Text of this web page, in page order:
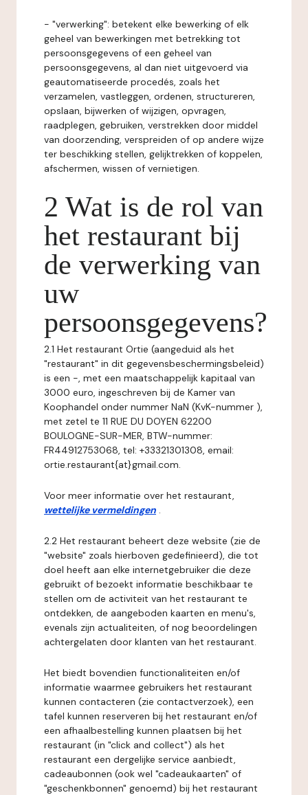
- "verwerking": betekent elke bewerking of elk
geheel van bewerkingen met betrekking tot
persoonsgegevens of een geheel van
persoonsgegevens, al dan niet uitgevoerd via
geautomatiseerde procedés, zoals het
verzamelen, vastleggen, ordenen, structureren,
opslaan, bijwerken of wijzigen, opvragen,
raadplegen, gebruiken, verstrekken door middel
van doorzending, verspreiden of op andere wijze
ter beschikking stellen, gelijktrekken of koppelen,
afschermen, wissen of vernietigen.
2 Wat is de rol van
het restaurant bij
de verwerking van
uw
persoonsgegevens?
2.1 Het restaurant Ortie (aangeduid als het
"restaurant" in dit gegevensbeschermingsbeleid)
is een -, met een maatschappelijk kapitaal van
3000 euro, ingeschreven bij de Kamer van
Koophandel onder nummer NaN (KvK-nummer ),
met zetel te 11 RUE DU DOYEN 62200
BOULOGNE-SUR-MER, BTW-nummer:
FR44912753068, tel: +33321301308, email:
ortie.restaurant{at}gmail.com.
Voor meer informatie over het restaurant,
wettelijke vermeldingen .
2.2 Het restaurant beheert deze website (zie de
"website" zoals hierboven gedefinieerd), die tot
doel heeft aan elke internetgebruiker die deze
gebruikt of bezoekt informatie beschikbaar te
stellen om de activiteit van het restaurant te
ontdekken, de aangeboden kaarten en menu's,
evenals zijn actualiteiten, of nog beoordelingen
achtergelaten door klanten van het restaurant.
Het biedt bovendien functionaliteiten en/of
informatie waarmee gebruikers het restaurant
kunnen contacteren (zie contactverzoek), een
tafel kunnen reserveren bij het restaurant en/of
een afhaalbestelling kunnen plaatsen bij het
restaurant (in "click and collect") als het
restaurant een dergelijke service aanbiedt,
cadeaubonnen (ook wel "cadeaukaarten" of
"geschenkbonnen" genoemd) bij het restaurant